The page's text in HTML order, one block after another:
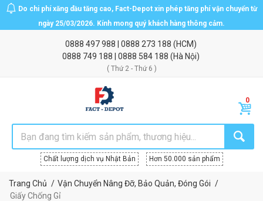
Do chi phí xăng dầu tăng cao, Fact-Depot xin phép tăng phí vận chuyển từ
ngày 25/03/2026. Kính mong quý khách hàng thông cảm.
0888 497 988 0888 273 188 (HCM)
0888 749 188
0888 584 188 (Hà Nội)
( Thứ 2 - Thứ 6 )
Chất lượng dịch vụ Nhật Bản Hơn 50.000 sản phẩm
Trang Chủ
Vận Chuyển Nâng Đỡ, Bảo Quản, Đóng Gói
Giấy Chống Gỉ